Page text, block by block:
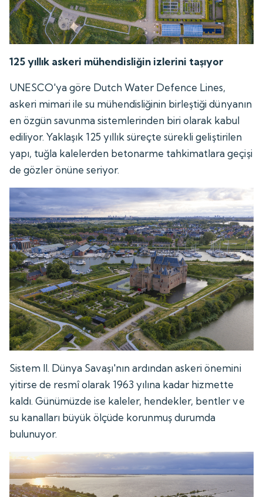
125 yıllık askeri mühendisliğin izlerini taşıyor
UNESCO'ya göre Dutch Water Defence Lines,
askeri mimari ile su mühendisliğinin birleştiği dünyanın
en özgün savunma sistemlerinden biri olarak kabul
ediliyor. Yaklaşık 125 yıllık süreçte sürekli geliştirilen
yapı, tuğla kalelerden betonarme tahkimatlara geçişi
de gözler önüne seriyor.
Sistem II. Dünya Savaşı'nın ardından askeri önemini
yitirse de resmî olarak 1963 yılına kadar hizmette
kaldı. Günümüzde ise kaleler, hendekler, bentler ve
su kanalları büyük ölçüde korunmuş durumda
bulunuyor.